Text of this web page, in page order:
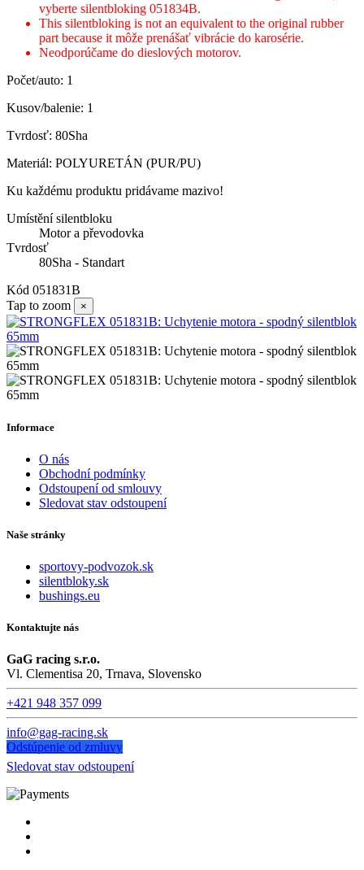
vyberte silentbloking 051834B.
This silentbloking is not an equivalent to the original rubber
part because it môže prenášať vibrácie do karosérie.
Neodporúčame do dieslových motorov.
Počet/auto: 1
Kusov/balenie: 1
Tvrdosť: 80Sha
Materiál: POLYURETÁN (PUR/PU)
Ku každému produktu pridávame mazivo!
Umístění silentbloku
Motor a převodovka
Tvrdosť
80Sha - Standart
Kód 051831B
Tap to zoom
×
Informace
O nás
Obchodní podmínky
Odstoupení od smlouvy
Sledovat stav odstoupení
Naše stránky
sportovy-podvozok.sk
silentbloky.sk
bushings.eu
Kontaktujte nás
GaG racing s.r.o.
Vl. Clementisa 20, Trnava, Slovensko
+421 948 357 099
info@gag-racing.sk
Odstúpenie od zmluvy
Sledovat stav odstoupení